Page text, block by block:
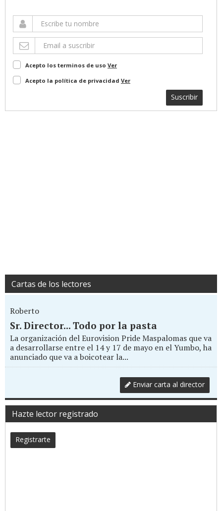
Acepto los terminos de uso Ver
Acepto la política de privacidad Ver
Suscribir
Cartas de los lectores
Roberto
Sr. Director... Todo por la pasta
La organización del Eurovision Pride Maspalomas que va
a desarrollarse entre el 14 y 17 de mayo en el Yumbo, ha
anunciado que va a boicotear la...
Enviar carta al director
Hazte lector registrado
Registrarte